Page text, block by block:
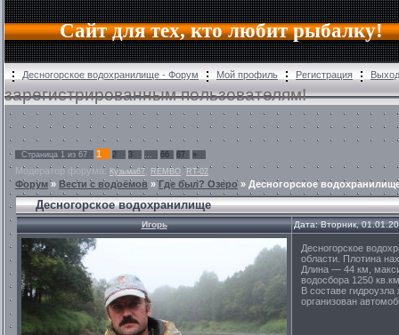
Сайт для тех, кто любит рыбалку!
Десногорское водохранилище - Форум Мой профиль Регистрация Выход
зарегистрированным пользователям!
Страница 1 из 67 1 2 3 … 66 67 »
Модератор форума: Кузьма67 REMBO , RT-02
Форум» Вести с водоёмов »Где был? Озеро» Десногорское
Десногорское водохранилище
Игорь Дата: Вторник,
Десногорское
области. Плотина
Длина — 44 км,
водосбора 1250
В составе
организован